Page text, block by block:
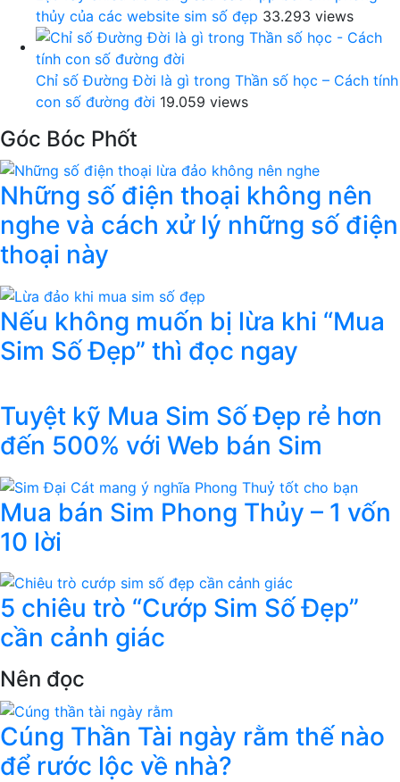
thủy của các website sim số đẹp 33.293 views
Chỉ số Đường Đời là gì trong Thần số học – Cách tính
con số đường đời 19.059 views
Góc Bóc Phốt
Những số điện thoại không nên
nghe và cách xử lý những số điện
thoại này
Nếu không muốn bị lừa khi “Mua
Sim Số Đẹp” thì đọc ngay
Tuyệt kỹ Mua Sim Số Đẹp rẻ hơn
đến 500% với Web bán Sim
Mua bán Sim Phong Thủy – 1 vốn
10 lời
5 chiêu trò “Cướp Sim Số Đẹp”
cần cảnh giác
Nên đọc
Cúng Thần Tài ngày rằm thế nào
để rước lộc về nhà?